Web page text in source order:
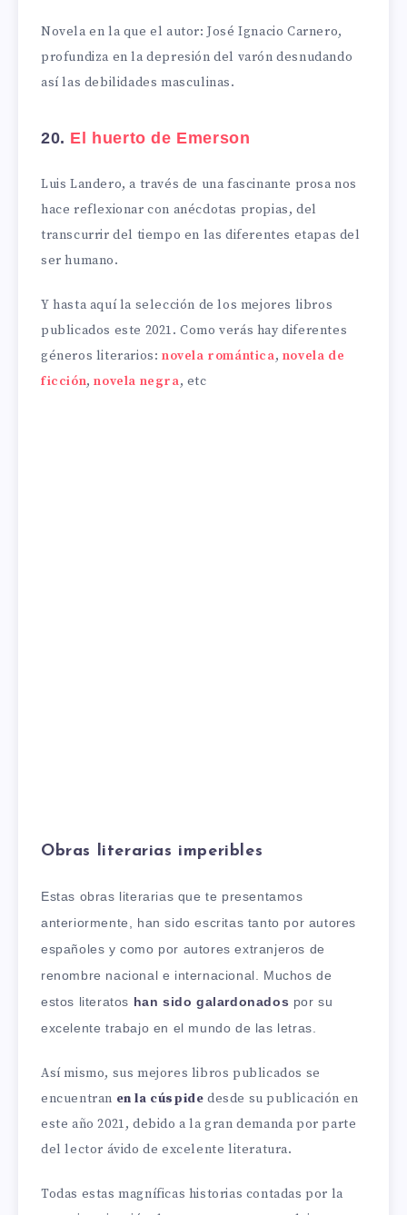
Novela en la que el autor: José Ignacio Carnero,
profundiza en la depresión del varón desnudando
así las debilidades masculinas.
20. El huerto de Emerson
Luis Landero, a través de una fascinante prosa nos
hace reflexionar con anécdotas propias, del
transcurrir del tiempo en las diferentes etapas del
ser humano.
Y hasta aquí la selección de los mejores libros
publicados este 2021. Como verás hay diferentes
géneros literarios: novela romántica, novela de
ficción,novela negra, etc
Obras literarias imperibles
Estas obras literarias que te presentamos
anteriormente, han sido escritas tanto por autores
españoles y como por autores extranjeros de
renombre nacional e internacional. Muchos de
estos literatos han sido galardonados por su
excelente trabajo en el mundo de las letras.
Así mismo, sus mejores libros publicados se
encuentran en la cúspide desde su publicación en
este año 2021, debido a la gran demanda por parte
del lector ávido de excelente literatura.
Todas estas magníficas historias contadas por la